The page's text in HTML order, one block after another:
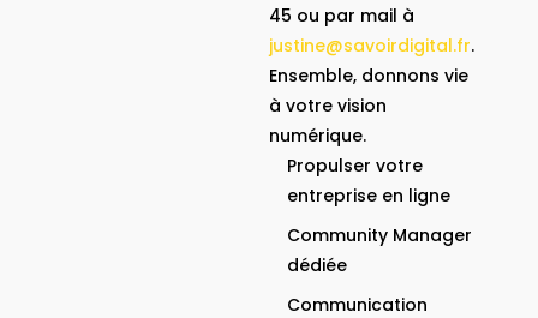
45 ou par mail à
justine@savoirdigital.fr.
Ensemble, donnons vie
à votre vision
numérique.
Propulser votre
entreprise en ligne
Community Manager
dédiée
Communication